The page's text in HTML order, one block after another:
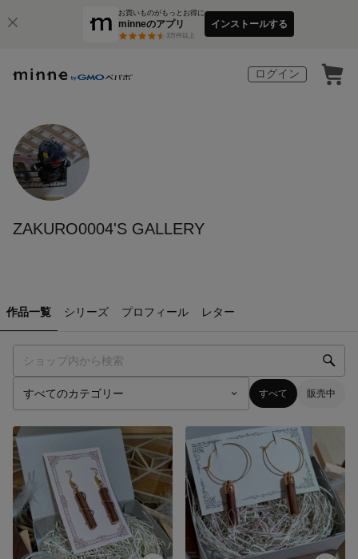
お買いものがもっとお得に
minneのアプリ
3万件以上
インストールする
ログイン
ZAKURO0004'S GALLERY
作品一覧 シリーズ プロフィール レター
すべて 販売中